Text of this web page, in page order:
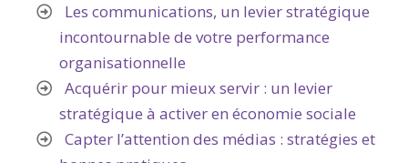
Les communications, un levier stratégique
incontournable de votre performance
organisationnelle
Acquérir pour mieux servir : un levier
stratégique à activer en économie sociale
Capter l’attention des médias : stratégies et